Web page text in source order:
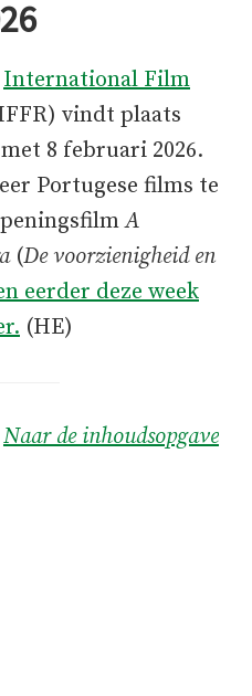
International Film
vindt plaats
8 februari 2026.
Portugese films te
A
(De voorzienigheid en
eerder deze week
(HE)
Naar de inhoudsopgave